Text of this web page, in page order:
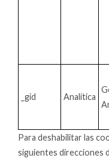
_gid Analítica
Para deshabilitar las
siguientes direcciones